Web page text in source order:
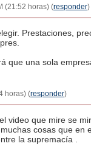
(21:52 horas) (responder)
Prestaciones,
que una sola
horas) (responder)
video que mire se
cosas que en
la supremacía .